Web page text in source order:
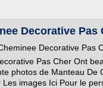
Decorative Pas
Decorative Pas
Pas Cher Ont
photos de Manteau De
images Ici Pour le